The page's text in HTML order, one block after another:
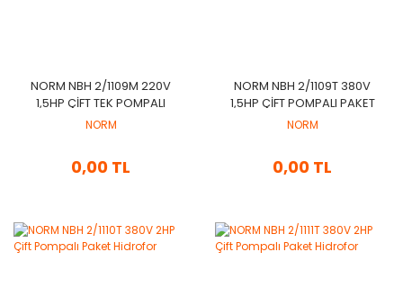
NORM NBH 2/1109M 220V
1,5HP ÇIFT TEK POMPALI
PAKET HIDROFOR
NORM
0,00 TL
NORM NBH 2/1109T 380V
1,5HP ÇIFT POMPALI PAKET
HIDROFOR
NORM
0,00 TL